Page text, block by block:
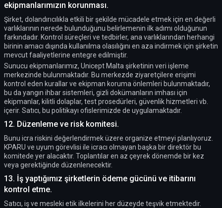
ekipmanlarımızın korunması.
Şirket, dolandırıcılıkla etkili bir şekilde mücadele etmek için en değerli
varlıklarının nerede bulunduğunu belirlemenin ilk adımı olduğunun
farkındadır. Kontrol süreçleri ve tedbirler, ana varlıklarından herhangi
birinin amacı dışında kullanılma olasılığını en aza indirmek için şirketin
mevcut faaliyetlerine entegre edilmiştir.
Sunucu ekipmanlarımız, Unicept Malta şirketinin veri işleme
merkezinde bulunmaktadır. Bu merkezde ziyaretçilere erişimi
kontrol eden kurallar ve ekipman koruma önlemleri bulunmaktadır,
bu da yangın ihbar sistemleri, gizli dokümanların imhası için
ekipmanlar, kilitli dolaplar, test prosedürleri, güvenlik hizmetleri vb.
içerir. Satıcı, bu politikayı ofislerimizde de uygulamaktadır.
12. Düzenleme ve risk komitesi.
Bunu icra riskini değerlendirmek üzere organize etmeyi planlıyoruz.
KPARU ve uyum görevlisi ile icracı olmayan başka bir direktör bu
komitede yer alacaktır. Toplantılar en az çeyrek dönemde bir kez
veya gerektiğinde düzenlenecektir.
13. İş yaptığımız şirketlerin ödeme gücünü ve itibarını
kontrol etme.
Satıcı, iş ve mesleki etik ilkelerini her düzeyde teşvik etmektedir.